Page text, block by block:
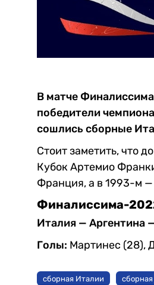
В матче
победители
сошлись сборные
Стоит заметить, что
Кубок Артемио
Франция, а в 1993-м —
Финалиссима-
Италия — Аргентина
Голы: Мартинес (28),
сборная Италии